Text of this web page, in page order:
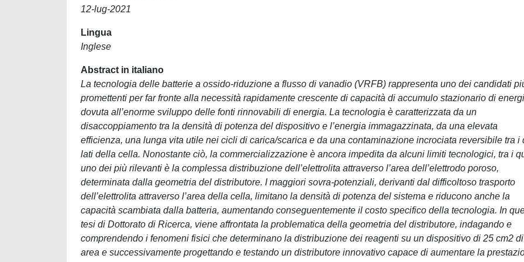
12-lug-2021
Lingua
Inglese
Abstract in italiano
La tecnologia delle batterie a ossido-riduzione a flusso di vanadio (VRFB) rappresenta uno dei candidati
promettenti per far fronte alla necessità rapidamente crescente di capacità di accumulo stazionario di
dovuta all’enorme sviluppo delle fonti rinnovabili di energia. La tecnologia è caratterizzata da un
disaccoppiamento tra la densità di potenza del dispositivo e l’energia immagazzinata, da una elevata
efficienza, una lunga vita utile nei cicli di carica/scarica e da una contaminazione incrociata reversibile tra i
lati della cella. Nonostante ciò, la commercializzazione è ancora impedita da alcuni limiti tecnologici, tra i
uno dei più rilevanti è la complessa distribuzione dell’elettrolita attraverso l’area dell’elettrodo poroso,
determinata dalla geometria del distributore. I maggiori sovra-potenziali, derivanti dal difficoltoso trasporto
dell’elettrolita attraverso l’area della cella, limitano la densità di potenza del sistema e riducono anche la
capacità scambiata dalla batteria, aumentando conseguentemente il costo specifico della tecnologia. In
tesi di Dottorato di Ricerca, viene affrontata la problematica della geometria del distributore, indagando e
comprendendo i fenomeni fisici che determinano la distribuzione dei reagenti su un dispositivo di 25 cm2 di
area e successivamente progettando e testando un distributore innovativo capace di aumentare la